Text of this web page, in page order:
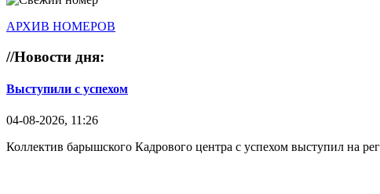
АРХИВ НОМЕРОВ
//Новости дня:
Выступили с успехом
04-08-2026, 11:26
Коллектив барышского Кадрового центра с успехом выступил на